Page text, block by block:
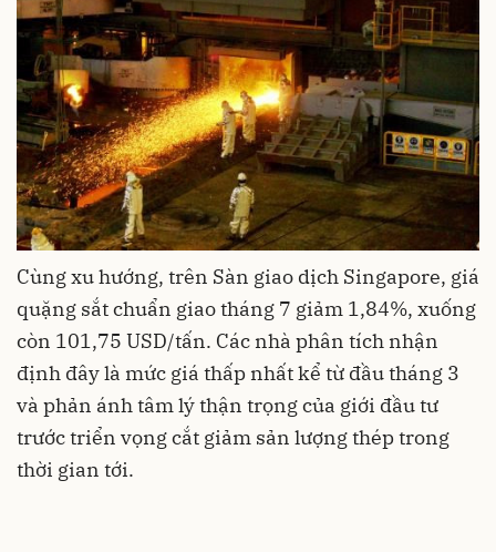
Cùng xu hướng, trên Sàn giao dịch Singapore, giá
quặng sắt chuẩn giao tháng 7 giảm 1,84%, xuống
còn 101,75 USD/tấn. Các nhà phân tích nhận
định đây là mức giá thấp nhất kể từ đầu tháng 3
và phản ánh tâm lý thận trọng của giới đầu tư
trước triển vọng cắt giảm sản lượng thép trong
thời gian tới.